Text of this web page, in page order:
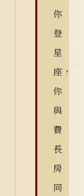
你
登
星
座，
你
與
費
長
房
同